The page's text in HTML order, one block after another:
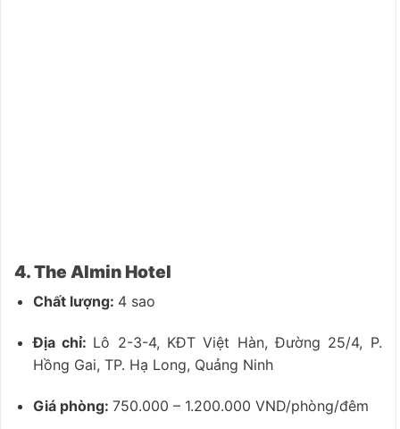
4. The Almin Hotel
Chất lượng: 4 sao
Địa chỉ: Lô 2-3-4, KĐT Việt Hàn, Đường 25/4, P.
Hồng Gai, TP. Hạ Long, Quảng Ninh
Giá phòng: 750.000 – 1.200.000 VND/phòng/đêm